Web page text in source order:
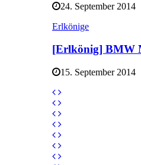
24. September 2014
Erlkönige
[Erlkönig] BMW
15. September 2014